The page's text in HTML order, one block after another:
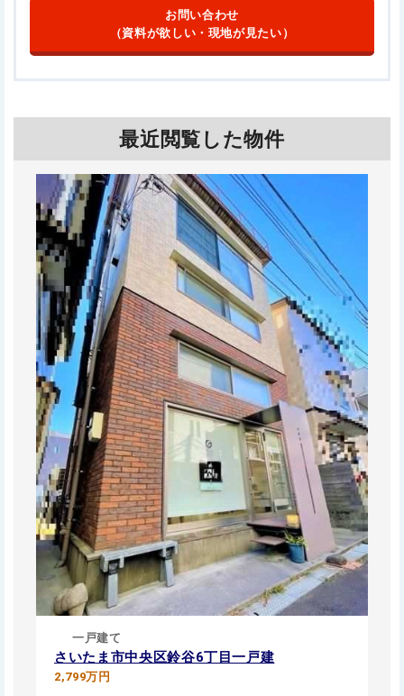
お問い合わせ
（資料が欲しい・現地が見たい）
最近閲覧した物件
一戸建て
さいたま市中央区鈴谷6丁目一戸建
2,799万円